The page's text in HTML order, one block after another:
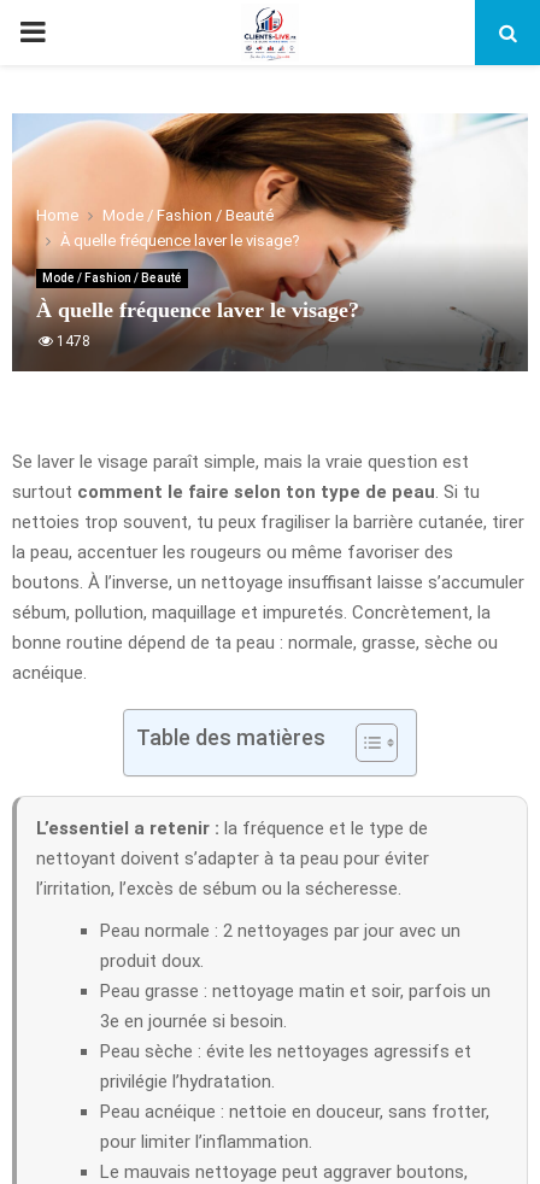
PRIMARY
Home
Mode / Fashion / Beauté
À quelle fréquence laver le visage?
Mode / Fashion / Beauté
À quelle fréquence laver le visage?
1478
Se laver le visage paraît simple, mais la vraie question est
surtout comment le faire selon ton type de peau . Si tu
nettoies trop souvent, tu peux fragiliser la barrière cutanée, tirer
la peau, accentuer les rougeurs ou même favoriser des
boutons. À l’inverse, un nettoyage insuffisant laisse s’accumuler
sébum, pollution, maquillage et impuretés. Concrètement, la
bonne routine dépend de ta peau : normale, grasse, sèche ou
acnéique.
Table des matières
L’essentiel a retenir : la fréquence et le type de
nettoyant doivent s’adapter à ta peau pour éviter
l’irritation, l’excès de sébum ou la sécheresse.
Peau normale : 2 nettoyages par jour avec un
produit doux.
Peau grasse : nettoyage matin et soir, parfois un
3e en journée si besoin.
Peau sèche : évite les nettoyages agressifs et
privilégie l’hydratation.
Peau acnéique : nettoie en douceur, sans frotter,
pour limiter l’inflammation.
Le mauvais nettoyage peut aggraver boutons,